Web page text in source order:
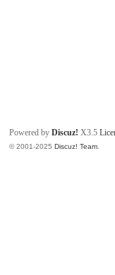
Powered byDiscuz! X3.5
© 2001-2025Discuz! Team